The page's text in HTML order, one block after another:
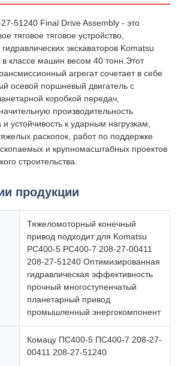
51240 Final Drive Assembly - это
тяговое тяговое устройство,
экскаваторов Komatsu
классе машин весом 40 тонн.Этот
агрегат сочетает в себе
осевой поршневый двигатель с
коробкой передач,
производительность
устойчивость к ударным нагрузкам,
раскопок, работ по поддержке
и крупномасштабных проектов
строительства.
продукции
Тяжеломоторный конечный
привод подходит для Komatsu
PC400-5 PC400-7 208-27-00411
208-27-51240 Оптимизированная
гидравлическая эффективность
прочный многоступенчатый
планетарный привод
промышленный энергокомпонент
Комацу ПС400-5 ПС400-7 208-27-
00411 208-27-51240